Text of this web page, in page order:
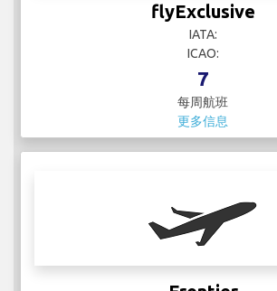
flyExclusive
IATA:
ICAO:
7
每周航班
更多信息